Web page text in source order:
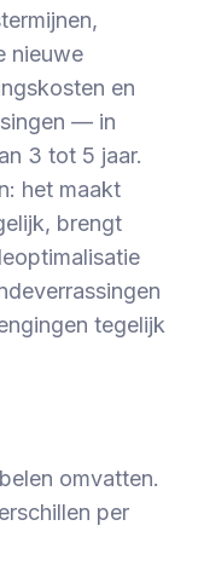
nieuwe
en
— in
3 tot 5 jaar.
het maakt
brengt
tegelijk
omvatten.
per